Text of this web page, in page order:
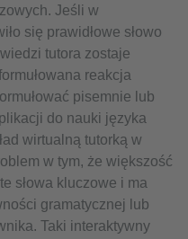
Jeśli w
się prawidłowe słowo
tutora zostaje
reakcja
pisemnie lub
do nauki języka
wirtualną tutorką w
w tym, że większość
słowa kluczowe i ma
gramatycznej lub
Taki interaktywny